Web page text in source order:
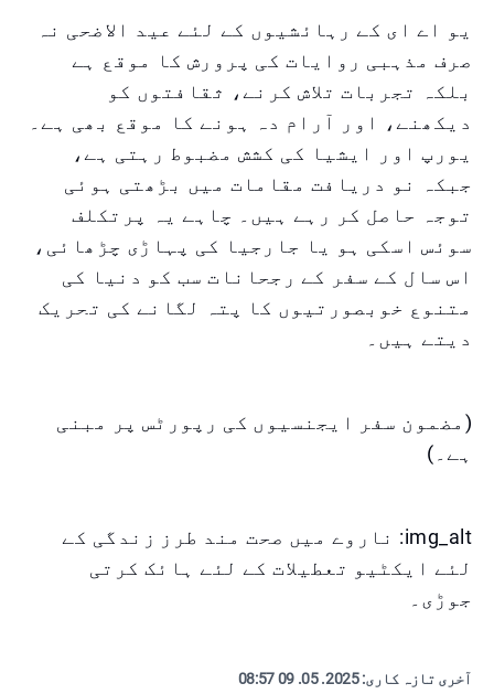
یو اے ای کے رہائشیوں کے لئے عید الاضحی نہ
صرف مذہبی روایات کی پرورش کا موقع ہے
بلکہ تجربات تلاش کرنے، ثقافتوں کو
دیکھنے، اور آرام دہ ہونے کا موقع بھی ہے۔
یورپ اور ایشیا کی کشش مضبوط رہتی ہے،
جبکہ نو دریافت مقامات میں بڑھتی ہوئی
توجہ حاصل کر رہے ہیں۔ چاہے یہ پرتکلف
سوئس اسکی ہو یا جارجیا کی پہاڑی چڑھائی،
اس سال کے سفر کے رجحانات سب کو دنیا کی
متنوع خوبصورتیوں کا پتہ لگانے کی تحریک
دیتے ہیں۔
(مضمون سفر ایجنسیوں کی رپورٹس پر مبنی
ہے۔)
img_alt: ناروے میں صحت مند طرز زندگی کے
لئے ایکٹیو تعطیلات کے لئے ہائک کرتی
جوڑی۔
آخری تازہ کاری:2025. 05. 09 08:57